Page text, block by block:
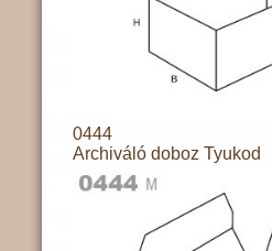
0444
Archiváló doboz Tyukod